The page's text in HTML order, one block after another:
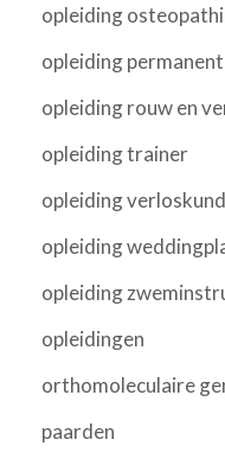
opleiding
opleiding
opleiding rouw en
opleiding trainer
opleiding
opleiding
opleiding
opleidingen
orthomoleculaire
paarden